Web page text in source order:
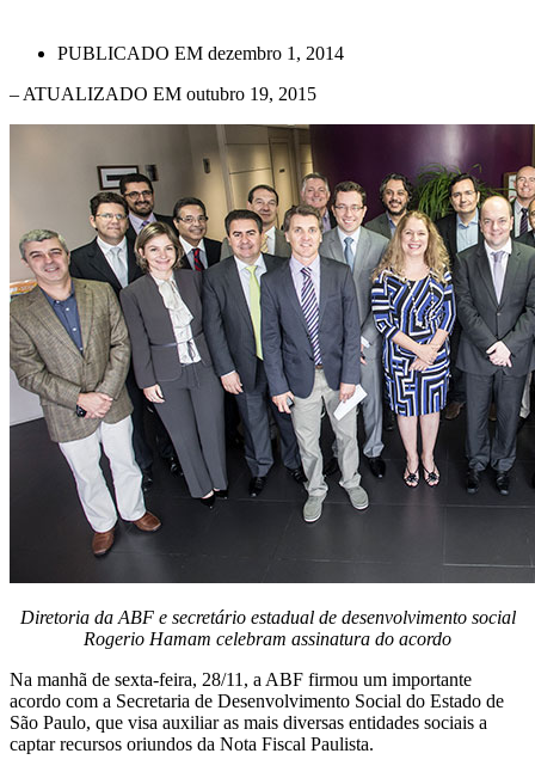
PUBLICADO EM dezembro 1, 2014
– ATUALIZADO EM outubro 19, 2015
Diretoria da ABF e secretário estadual de desenvolvimento social
Rogerio Hamam celebram assinatura do acordo
Na manhã de sexta-feira, 28/11, a ABF firmou um importante
acordo com a Secretaria de Desenvolvimento Social do Estado de
São Paulo, que visa auxiliar as mais diversas entidades sociais a
captar recursos oriundos da Nota Fiscal Paulista.